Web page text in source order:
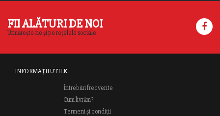
FII ALĂTURI DE NOI
Urmărește-ne și pe rețelele sociale.
INFORMAȚII UTILE
Întrebări frecvente
Cum livrăm?
Termeni și condiții